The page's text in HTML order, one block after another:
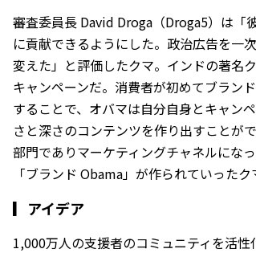
審査委員長 David Droga（Droga5）は「
に貢献できるようにした。政治広告を一
変えた」と評価したクマ。インドの著名
キャンペーンだ。消費者が初めてブラン
することで、オバマは自分自身とキャン
さと深さのコンテンツを作り出すことが
部門でありマーケティングチャネルにな
「ブランド Obama」が作られていったク
▎ アイデア
1,000万人の支援者のコミュニティを活